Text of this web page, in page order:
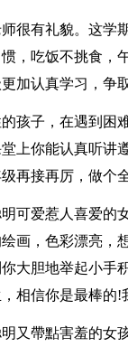
很有礼貌。这学
，吃饭不挑食，
加认真学习，争
孩子，在遇到困
上你能认真听讲
再接再厉，做个
可爱惹人喜爱的
画，色彩漂亮，
大胆地举起小手
相信你是最棒的
又帶點害羞的女